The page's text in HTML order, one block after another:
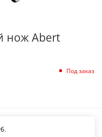
нож Abert
Под заказ